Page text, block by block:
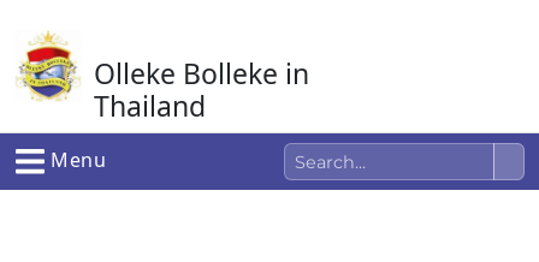
naar
de
inhoud
Olleke Bolleke in
Thailand
In Thailand
Menu